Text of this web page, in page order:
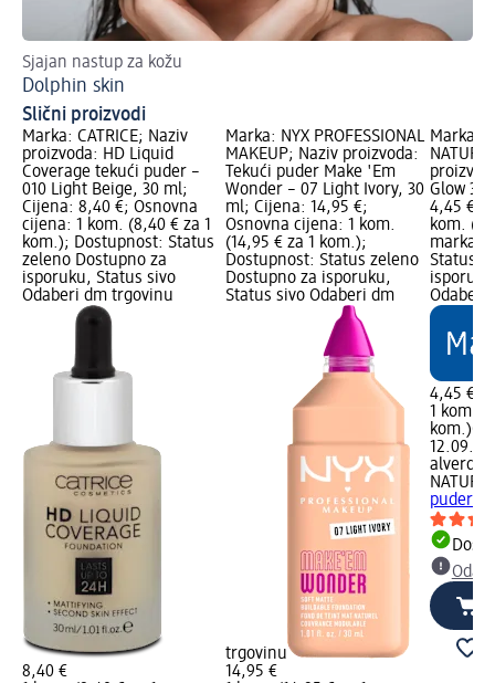
Sjajan nastup za kožu
Dolphin skin
Slični proizvodi
Marka: CATRICE; Naziv
proizvoda: HD Liquid
Coverage tekući puder –
010 Light Beige, 30 ml;
Cijena: 8,40 €; Osnovna
cijena: 1 kom. (8,40 € za 1
kom.); Dostupnost: Status
zeleno Dostupno za
isporuku, Status sivo
Odaberi dm trgovinu
8,40 €
Marka: NYX PROFESSIONAL
MAKEUP; Naziv proizvoda:
Tekući puder Make 'Em
Wonder – 07 Light Ivory, 30
ml; Cijena: 14,95 €;
Osnovna cijena: 1 kom.
(14,95 € za 1 kom.);
Dostupnost: Status zeleno
Dostupno za isporuku,
Status sivo Odaberi dm
trgovinu
14,95 €
Marka:
Glow
4,45 €;
kom.
marka
Status
Odaberi
4,45 €
1 kom.
kom.)
alverde
puder